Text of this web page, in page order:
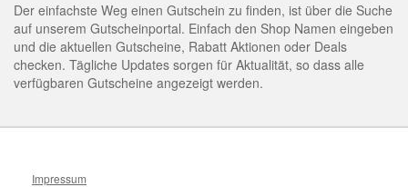
Der einfachste Weg einen Gutschein zu finden, ist über die Suche
auf unserem Gutscheinportal. Einfach den Shop Namen eingeben
und die aktuellen Gutscheine, Rabatt Aktionen oder Deals
checken. Tägliche Updates sorgen für Aktualität, so dass alle
verfügbaren Gutscheine angezeigt werden.
Impressum